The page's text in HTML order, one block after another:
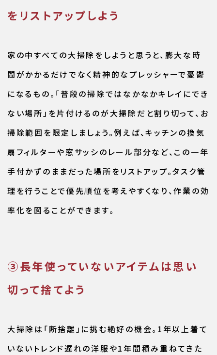
をリストアップしよう
家の中すべての大掃除をしようと思うと、膨大な時
間がかかるだけでなく精神的なプレッシャーで憂鬱
になるもの。「普段の掃除ではなかなかキレイにでき
ない場所」を片付けるのが大掃除だと割り切って、お
掃除範囲を限定しましょう。例えば、キッチンの換気
扇フィルターや窓サッシのレール部分など、この一年
手付かずのままだった場所をリストアップ。タスク管
理を行うことで優先順位を考えやすくなり、作業の効
率化を図ることができます。
③長年使っていないアイテムは思い
切って捨てよう
大掃除は「断捨離」に挑む絶好の機会。1年以上着て
いないトレンド遅れの洋服や1年間積み重ねてきた